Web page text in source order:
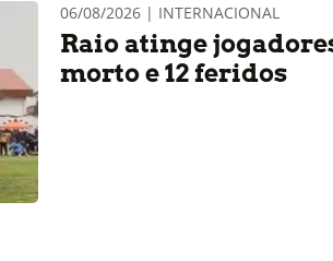
06/08/2026 | INTERNACIONAL
Raio atinge
morto e 12 feridos